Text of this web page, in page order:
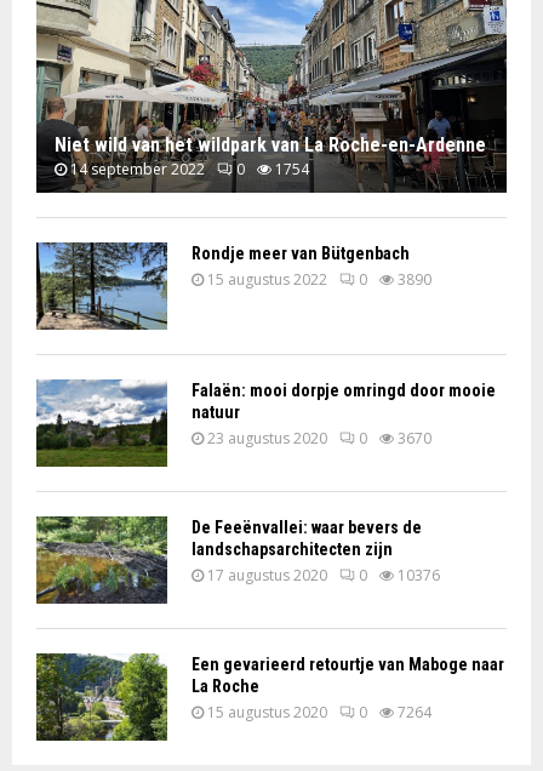
Niet wild van het wildpark van La Roche-en-Ardenne
14 september 2022 0 1754
Rondje meer van Bütgenbach
15 augustus 2022 0 3890
Falaën: mooi dorpje omringd door mooie
natuur
23 augustus 2020 0 3670
De Feeënvallei: waar bevers de
landschapsarchitecten zijn
17 augustus 2020 0 10376
Een gevarieerd retourtje van Maboge naar
La Roche
15 augustus 2020 0 7264